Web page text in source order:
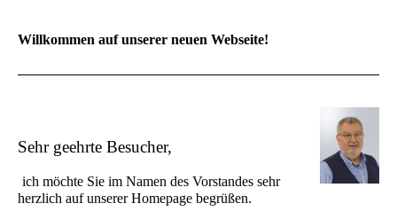
Willkommen auf unserer neuen Webseite!
Sehr geehrte Besucher,
ich möchte Sie im Namen des Vorstandes sehr
herzlich auf unserer Homepage begrüßen.